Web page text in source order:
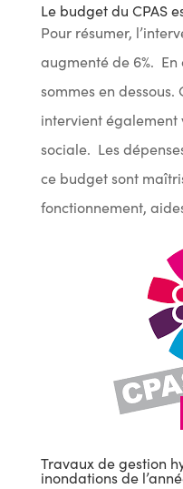
Le budget du CPAS
Pour résumer,
augmenté de 6%. En
sommes en
intervient également
sociale. Les
ce budget sont
fonctionnement,
Travaux de gestion
inondations de